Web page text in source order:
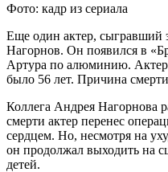
Фото: кадр из сериала
Еще один актер, сыгравший
Нагорнов. Он появился в
Артура по алюминию.
было 56 лет. Причина
Коллега Андрея Нагорнова
смерти актер перенес
сердцем. Но, несмотря на
он продолжал выходить на
детей.